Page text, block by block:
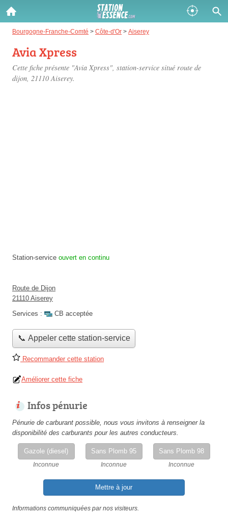
Bourgogne-Franche-Comté > Côte-d'Or > Aiserey
Avia Xpress
Cette fiche présente "Avia Xpress", station-service situé route de
dijon, 21110 Aiserey.
Station-service ouvert en continu
Route de Dijon
21110 Aiserey
Services :
CB acceptée
📞 Appeler cette station-service
Recommander cette station
Améliorer cette fiche
Infos pénurie
Pénurie de carburant possible, nous vous invitons à renseigner la
disponibilité des carburants pour les autres conducteurs.
Gazole (diesel)
Inconnue
Sans Plomb 95
Inconnue
Sans Plomb 98
Inconnue
Mettre à jour
Informations communiquées par nos visiteurs.
Gazole :
Disponible
SP 98 :